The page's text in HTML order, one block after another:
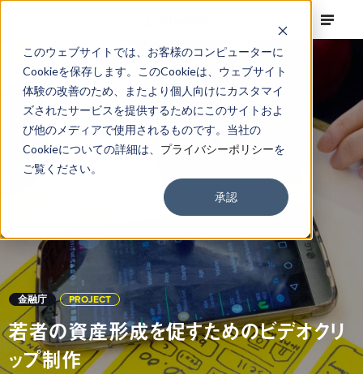
このウェブサイトでは、お客様のコンピューターに
Cookieを保存します。このCookieは、ウェブサイト
体験の改善のため、またより個人向けにカスタマイ
ズされたサービスを提供するためにこのサイトおよ
び他のメディアで使用されるものです。当社の
Cookieについての詳細は、 プライバシーポリシーを
ご覧ください。
承認
金融庁 PROJECT
若者の資産形成を促すためのビデオクリ
ップ制作